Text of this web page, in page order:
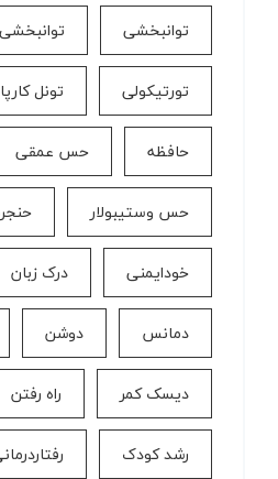
توانبخشی
تورتیکولی تونل
حافظه حس عمقی
حس وستیبولار
خودایمنی درک زبان
دمانس دوشن
دیسک کمر راه رفتن
رشد کودک